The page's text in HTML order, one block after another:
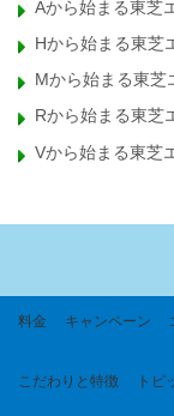
Aから始まる東芝
Hから始まる東芝
Mから始まる東芝
Rから始まる東芝
Vから始まる東芝
料金 キャンペーン
こだわりと特徴 トピ